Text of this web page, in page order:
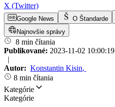
X (Twitter)
Google News O Štandarde
Najnovšie správy
8 min čítania
Publikované: 2023-11-02 10:00:19
|
Autor: Konstantin Kisin,
8 min čítania
Kategórie
Kategórie